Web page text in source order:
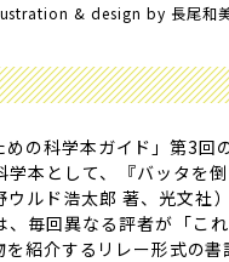
& design by 長尾和
めの科学本ガイド」第3
学本として、『バッタを
ウルド浩太郎 著、光文社
、毎回異なる評者が「こ
紹介するリレー形式の書